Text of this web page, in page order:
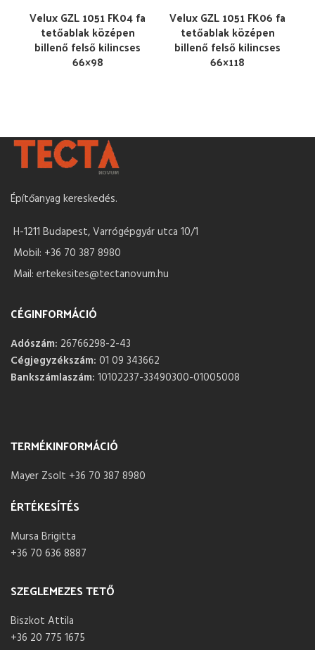
Velux GZL 1051 FK04 fa
tetőablak középen
billenő felső kilincses
66×98
Velux GZL 1051 FK06 fa
tetőablak középen
billenő felső kilincses
66×118
Építőanyag kereskedés.
H-1211 Budapest, Varrógépgyár utca 10/1
Mobil: +36 70 387 8980
Mail: ertekesites@tectanovum.hu
CÉGINFORMÁCIÓ
Adószám: 26766298-2-43
Cégjegyzékszám: 01 09 343662
Bankszámlaszám: 10102237-33490300-01005008
TERMÉKINFORMÁCIÓ
Mayer Zsolt +36 70 387 8980
ÉRTÉKESÍTÉS
Mursa Brigitta
+36 70 636 8887
SZEGLEMEZES TETŐ
Biszkot Attila
+36 20 775 1675